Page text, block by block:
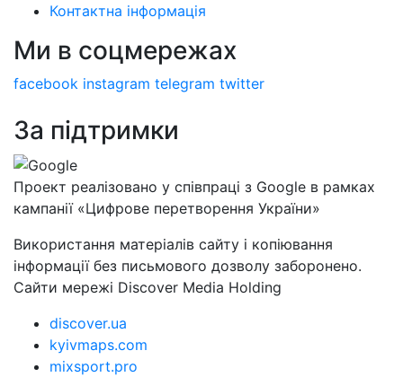
Контактна інформація
Ми в соцмережах
facebook instagram telegram twitter
За підтримки
Проект реалізовано у співпраці з Google в рамках
кампанії «Цифрове перетворення України»
Використання матеріалів сайту і копіювання
інформації без письмового дозволу заборонено.
Сайти мережі Discover Media Holding
discover.ua
kyivmaps.com
mixsport.pro